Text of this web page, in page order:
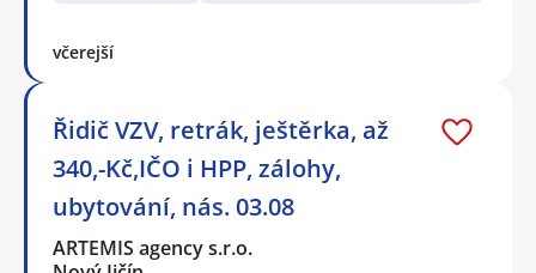
včerejší
Řidič VZV, retrák, ještěrka, až
340,-Kč,IČO i HPP, zálohy,
ubytování, nás. 03.08
ARTEMIS agency s.r.o.